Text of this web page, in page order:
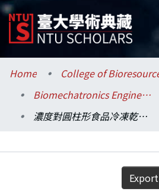
Communities & Collections
Research Outputs
Home
Biomechatronics Engineering / 生物機電工程學系
濃度對圓柱形食品冷凍乾燥速率之影響
Details
Export